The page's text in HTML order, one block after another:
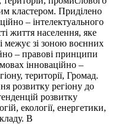
кластером. Приділено
– інтелектуального
життя населення, яке
межує зі зоною воєнних
– правові принципи
інноваційно –
території, Громад.
розвитку регіону до
розвитку
екології, енергетики,
В